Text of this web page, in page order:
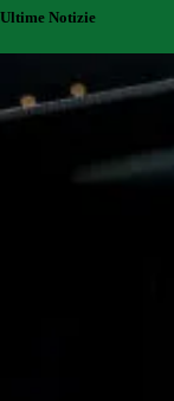
Ultime Notizie